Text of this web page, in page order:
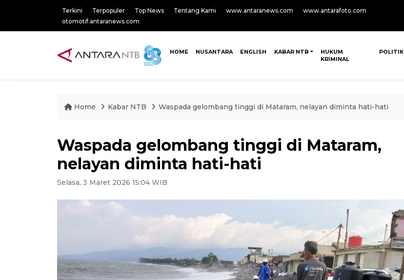
Terkini Terpopuler Top News Tentang Kami www.antaranews.com
www.antarafoto.com
otomotif.antaranews.com
HOME NUSANTARA ENGLISH KABAR NTB
HUKUM
KRIMINAL
POLITIK
Home Kabar NTB Waspada gelombang tinggi di Mataram, nelayan diminta hati-hati
Waspada gelombang tinggi di Mataram,
nelayan diminta hati-hati
Selasa, 3 Maret 2026 15:04 WIB